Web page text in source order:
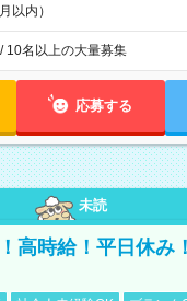
務(勤務日数応相談) ※期間前
フトあり
以内）
10名以上の大量募集
応募する
未読
高時給！平日休み